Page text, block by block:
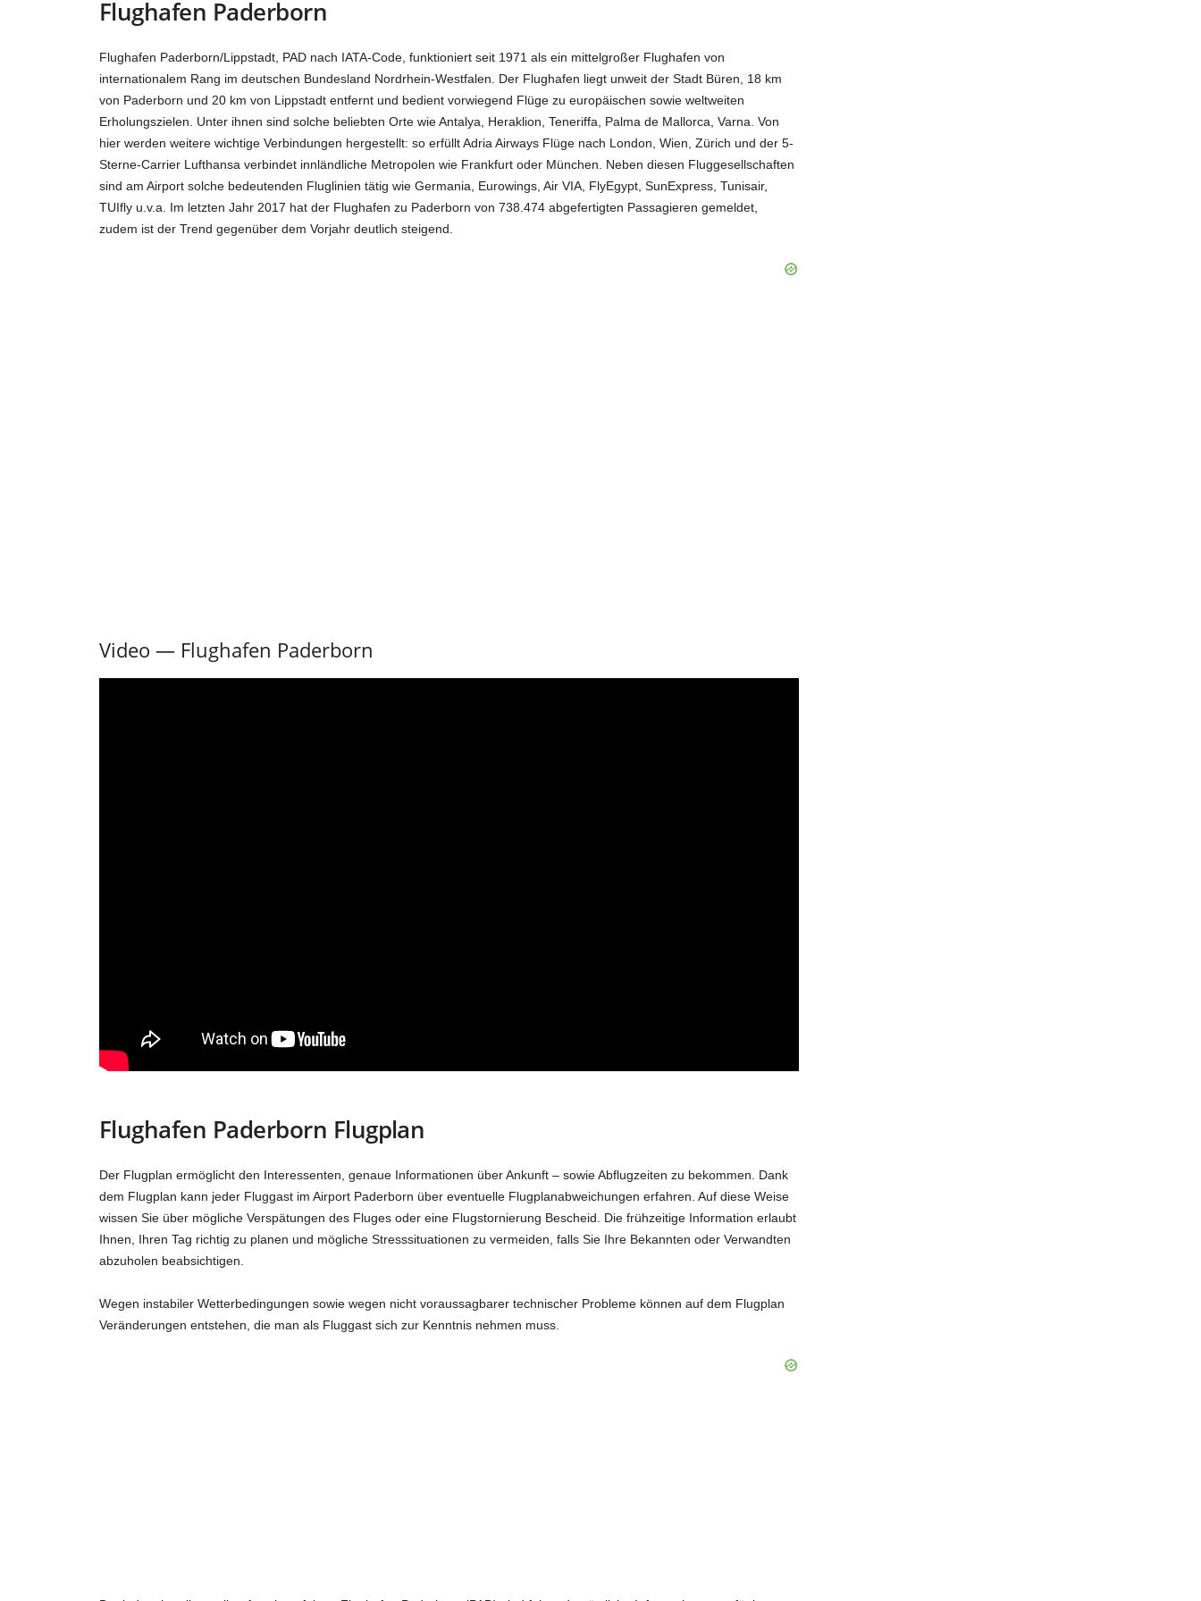
Flughafen Paderborn
Flughafen Paderborn/Lippstadt, PAD nach IATA-Code, funktioniert seit 1971 als ein mittelgroßer Flughafen von
internationalem Rang im deutschen Bundesland Nordrhein-Westfalen. Der Flughafen liegt unweit der Stadt Büren, 18 km
von Paderborn und 20 km von Lippstadt entfernt und bedient vorwiegend Flüge zu europäischen sowie weltweiten
Erholungszielen. Unter ihnen sind solche beliebten Orte wie Antalya, Heraklion, Teneriffa, Palma de Mallorca, Varna. Von
hier werden weitere wichtige Verbindungen hergestellt: so erfüllt Adria Airways Flüge nach London, Wien, Zürich und der 5-
Sterne-Carrier Lufthansa verbindet innländliche Metropolen wie Frankfurt oder München. Neben diesen Fluggesellschaften
sind am Airport solche bedeutenden Fluglinien tätig wie Germania, Eurowings, Air VIA, FlyEgypt, SunExpress, Tunisair,
TUIfly u.v.a. Im letzten Jahr 2017 hat der Flughafen zu Paderborn von 738.474 abgefertigten Passagieren gemeldet,
zudem ist der Trend gegenüber dem Vorjahr deutlich steigend.
Video — Flughafen Paderborn
Flughafen Paderborn Flugplan
Der Flugplan ermöglicht den Interessenten, genaue Informationen über Ankunft – sowie Abflugzeiten zu bekommen. Dank
dem Flugplan kann jeder Fluggast im Airport Paderborn über eventuelle Flugplanabweichungen erfahren. Auf diese Weise
wissen Sie über mögliche Verspätungen des Fluges oder eine Flugstornierung Bescheid. Die frühzeitige Information erlaubt
Ihnen, Ihren Tag richtig zu planen und mögliche Stresssituationen zu vermeiden, falls Sie Ihre Bekannten oder Verwandten
abzuholen beabsichtigen.
Wegen instabiler Wetterbedingungen sowie wegen nicht voraussagbarer technischer Probleme können auf dem Flugplan
Veränderungen entstehen, die man als Fluggast sich zur Kenntnis nehmen muss.